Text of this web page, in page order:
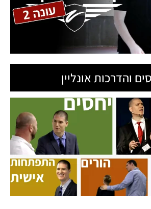
והדרכות אונליין